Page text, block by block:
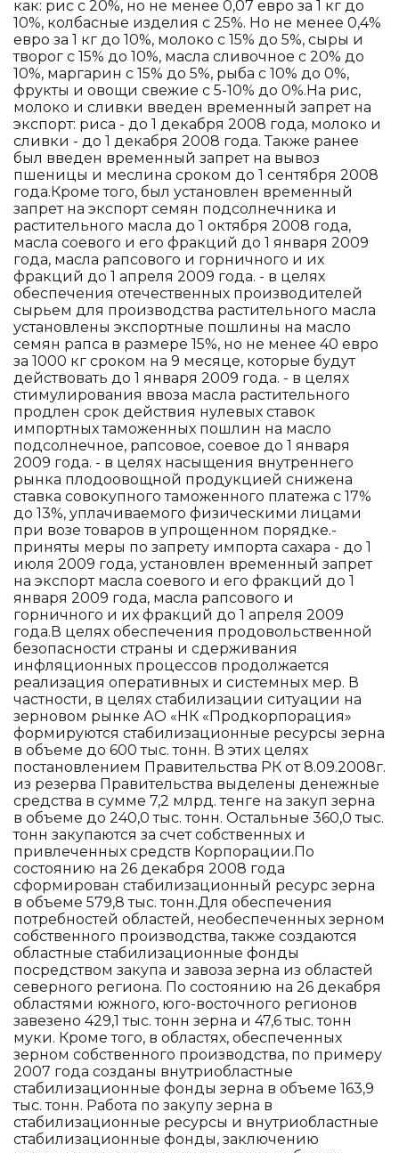
как: рис с 20%, но не менее 0,07 евро за 1 кг до
10%, колбасные изделия с 25%. Но не менее 0,4%
евро за 1 кг до 10%, молоко с 15% до 5%, сыры и
творог с 15% до 10%, масла сливочное с 20% до
10%, маргарин с 15% до 5%, рыба с 10% до 0%,
фрукты и овощи свежие с 5-10% до 0%.На рис,
молоко и сливки введен временный запрет на
экспорт: риса - до 1 декабря 2008 года, молоко и
сливки - до 1 декабря 2008 года. Также ранее
был введен временный запрет на вывоз
пшеницы и меслина сроком до 1 сентября 2008
года.Кроме того, был установлен временный
запрет на экспорт семян подсолнечника и
растительного масла до 1 октября 2008 года,
масла соевого и его фракций до 1 января 2009
года, масла рапсового и горничного и их
фракций до 1 апреля 2009 года. - в целях
обеспечения отечественных производителей
сырьем для производства растительного масла
установлены экспортные пошлины на масло
семян рапса в размере 15%, но не менее 40 евро
за 1000 кг сроком на 9 месяце, которые будут
действовать до 1 января 2009 года. - в целях
стимулирования ввоза масла растительного
продлен срок действия нулевых ставок
импортных таможенных пошлин на масло
подсолнечное, рапсовое, соевое до 1 января
2009 года. - в целях насыщения внутреннего
рынка плодоовощной продукцией снижена
ставка совокупного таможенного платежа с 17%
до 13%, уплачиваемого физическими лицами
при возе товаров в упрощенном порядке.-
приняты меры по запрету импорта сахара - до 1
июля 2009 года, установлен временный запрет
на экспорт масла соевого и его фракций до 1
января 2009 года, масла рапсового и
горничного и их фракций до 1 апреля 2009
года.В целях обеспечения продовольственной
безопасности страны и сдерживания
инфляционных процессов продолжается
реализация оперативных и системных мер. В
частности, в целях стабилизации ситуации на
зерновом рынке АО «НК «Продкорпорация»
формируются стабилизационные ресурсы зерна
в объеме до 600 тыс. тонн. В этих целях
постановлением Правительства РК от 8.09.2008г.
из резерва Правительства выделены денежные
средства в сумме 7,2 млрд. тенге на закуп зерна
в объеме до 240,0 тыс. тонн. Остальные 360,0 тыс.
тонн закупаются за счет собственных и
привлеченных средств Корпорации.По
состоянию на 26 декабря 2008 года
сформирован стабилизационный ресурс зерна
в объеме 579,8 тыс. тонн.Для обеспечения
потребностей областей, необеспеченных зерном
собственного производства, также создаются
областные стабилизационные фонды
посредством закупа и завоза зерна из областей
северного региона. По состоянию на 26 декабря
областями южного, юго-восточного регионов
завезено 429,1 тыс. тонн зерна и 47,6 тыс. тонн
муки. Кроме того, в областях, обеспеченных
зерном собственного производства, по примеру
2007 года созданы внутриобластные
стабилизационные фонды зерна в объеме 163,9
тыс. тонн. Работа по закупу зерна в
стабилизационные ресурсы и внутриобластные
стабилизационные фонды, заключению